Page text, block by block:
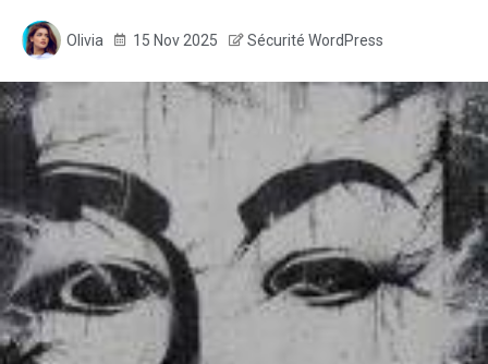
Olivia 15 Nov 2025 Sécurité WordPress